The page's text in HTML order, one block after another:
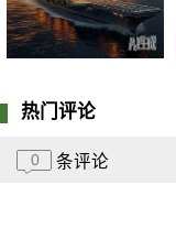
热门评论
0 条评论